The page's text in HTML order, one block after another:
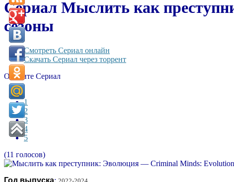
Сериал Мыслить как
сезоны
Смотреть Сериал онлайн
Скачать Сериал через торрент
Оцените Сериал
1
2
3
4
5
(11 голосов)
Год выпуска: